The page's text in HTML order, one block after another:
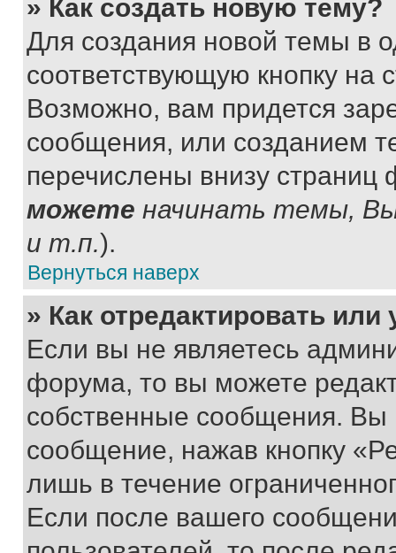
» Как создать новую тему?
Для создания новой темы в
соответствующую кнопку
Возможно, вам придется
сообщения, или созданием
перечислены внизу
можете начинать темы,
и т.п.).
Вернуться наверх
» Как отредактировать
Если вы не являетесь
форума, то вы можете
собственные сообщения. Вы
сообщение, нажав кнопку
лишь в течение
Если после вашего